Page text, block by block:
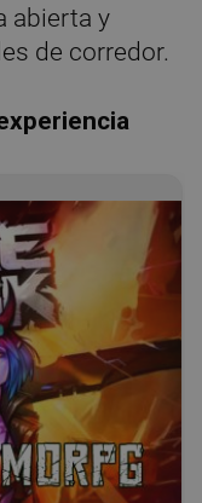
abierta y
de corredor.